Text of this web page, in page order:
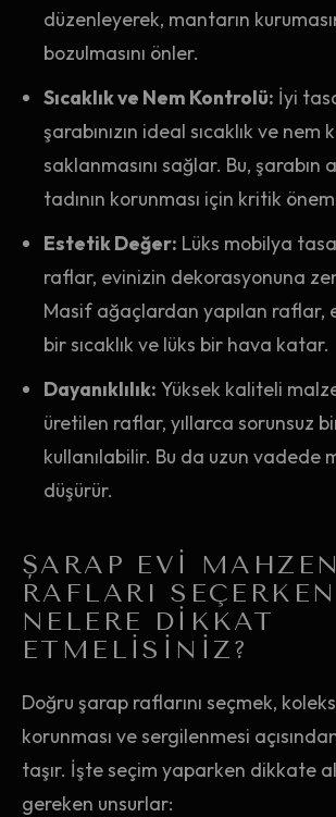
düzenleyerek, mantarın
bozulmasını önler.
Sıcaklık ve Nem Kontrolü: İyi
şarabınızın ideal sıcaklık ve nem
saklanmasını sağlar. Bu, şarabın
tadının korunması için kritik
Estetik Değer: Lüks mobilya
raflar, evinizin dekorasyonuna
Masif ağaçlardan yapılan raflar,
bir sıcaklık ve lüks bir hava katar.
Dayanıklılık: Yüksek kaliteli
üretilen raflar, yıllarca sorunsuz
kullanılabilir. Bu da uzun vadede
düşürür.
ŞARAP EVI MAHZEN
RAFLARI SEÇERKEN
NELERE DIKKAT
ETMELISINIZ?
Doğru şarap raflarını seçmek,
korunması ve sergilenmesi
taşır. İşte seçim yaparken dikkate
gereken unsurlar: